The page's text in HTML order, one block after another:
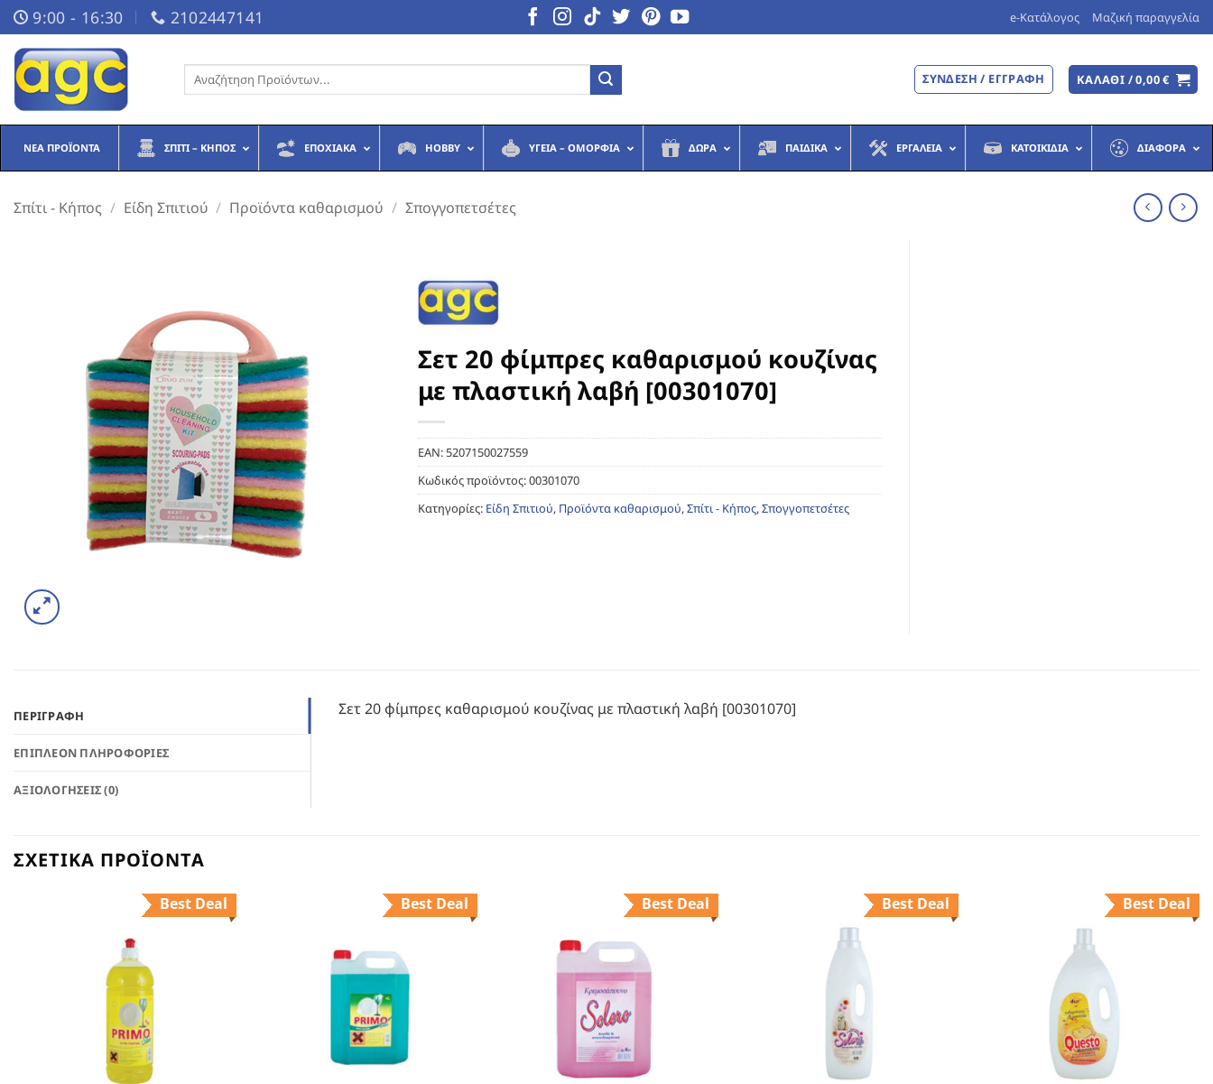
Μετάβαση
στο
περιεχόμενο
9:00 - 16:30 2102447141 e-Κατάλογος Μαζική παραγγελία
Αναζήτηση
ΣΎΝΔΕΣΗ / ΕΓΓΡΑΦΉ ΚΑΛΆΘΙ /0,00€
ΝΈΑ ΠΡΟΪΌΝΤΑ ΣΠΊΤΙ – ΚΉΠΟΣ ΕΠΟΧΙΑΚΆ HOBBY ΥΓΕΙΆ – ΟΜΟΡΦΙΆ ΔΏΡΑ ΠΑΙΔΙΚΆ ΕΡΓΑΛΕΊΑ ΚΑΤΟΙΚΊΔΙΑ ΔΙΆΦΟΡΑ
Σπίτι - Κήπος / Είδη Σπιτιού / Προϊόντα καθαρισμού / Σπογγοπετσέτες
Σετ 20 φίμπρες καθαρισμού κουζίνας
με πλαστική λαβή [00301070]
EAN:5207150027559
Κωδικός προϊόντος:00301070
Κατηγορίες: Είδη Σπιτιού, Προϊόντα καθαρισμού,Σπίτι - Κήπος,Σπογγοπετσέτες
ΠΕΡΙΓΡΑΦΉ
ΕΠΙΠΛΈΟΝ ΠΛΗΡΟΦΟΡΊΕΣ
ΑΞΙΟΛΟΓΉΣΕΙΣ (0)
Σετ 20 φίμπρες καθαρισμού κουζίνας με πλαστική λαβή [00301070]
ΣΧΕΤΙΚΆ ΠΡΟΪΌΝΤΑ
Best Deal Best Deal Best Deal Best Deal Best Deal